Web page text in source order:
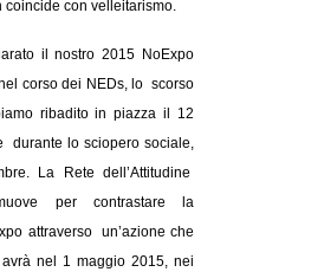
coincide con velleitarismo.
il nostro 2015 NoExpo
corso dei NEDs, lo scorso
ribadito in piazza il 12
durante lo sciopero sociale,
La Rete dell’Attitudine
per contrastare la
attraverso un’azione che
nel 1 maggio 2015, nei